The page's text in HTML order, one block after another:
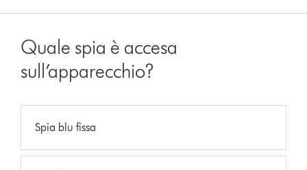
Quale spia è accesa
sull’apparecchio?
Spia blu fissa